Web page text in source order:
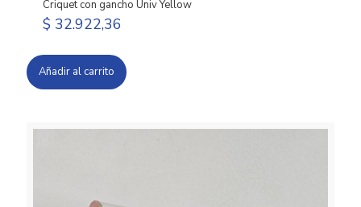
Criquet con gancho Univ Yellow
$ 32.922,36
Añadir al carrito